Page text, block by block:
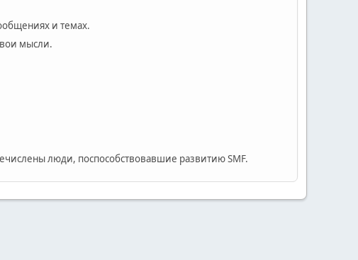
и темах.
мысли.
люди, поспособствовавшие развитию SMF.